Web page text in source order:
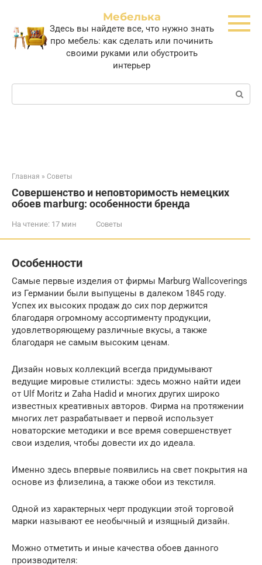
контенту
Мебелька
Здесь вы найдете все, что нужно знать
про мебель: как сделать или починить
своими руками или обустроить
интерьер
Поиск:
Главная » Советы
Совершенство и неповторимость немецких
обоев marburg: особенности бренда
На чтение: 17 мин Советы
Особенности
Самые первые изделия от фирмы Marburg Wallcoverings
из Германии были выпущены в далеком 1845 году.
Успех их высоких продаж до сих пор держится
благодаря огромному ассортименту продукции,
удовлетворяющему различные вкусы, а также
благодаря не самым высоким ценам.
Дизайн новых коллекций всегда придумывают
ведущие мировые стилисты: здесь можно найти идеи
от Ulf Moritz и Zaha Hadid и многих других широко
известных креативных авторов. Фирма на протяжении
многих лет разрабатывает и первой использует
новаторские методики и все время совершенствует
свои изделия, чтобы довести их до идеала.
Именно здесь впервые появились на свет покрытия на
основе из флизелина, а также обои из текстиля.
Одной из характерных черт продукции этой торговой
марки называют ее необычный и изящный дизайн.
Можно отметить и иные качества обоев данного
производителя: